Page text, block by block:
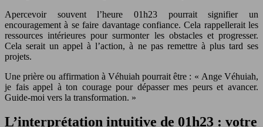
Apercevoir souvent l’heure 01h23 pourrait signifier un
encouragement à se faire davantage confiance. Cela rappellerait les
ressources intérieures pour surmonter les obstacles et progresser.
Cela serait un appel à l’action, à ne pas remettre à plus tard ses
projets.
Une prière ou affirmation à Véhuiah pourrait être : « Ange Véhuiah,
je fais appel à ton courage pour dépasser mes peurs et avancer.
Guide-moi vers la transformation. »
L’interprétation intuitive de 01h23 : votre